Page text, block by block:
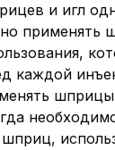
и игл
применять
каждой